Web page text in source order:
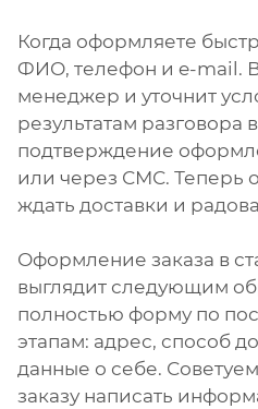
Когда оформляете
ФИО, телефон и e-mail.
менеджер и уточнит
результатам разговора
подтверждение
или через СМС. Теперь
ждать доставки и
Оформление заказа в
выглядит следующим
полностью форму по
этапам: адрес, способ
данные о себе.
заказу написать